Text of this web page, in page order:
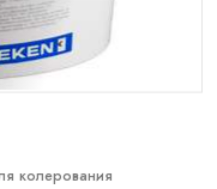
колерования